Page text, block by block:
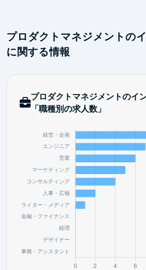
プロダクトマネジメントの
に関する情報
プロダクトマネジメントのイ
「職種別の求人数」